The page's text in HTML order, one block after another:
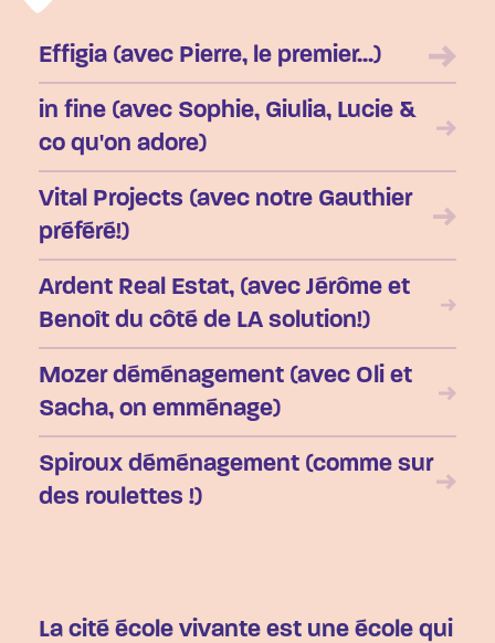
Effigia (avec Pierre, le premier...)
in fine (avec Sophie, Giulia, Lucie &
co qu'on adore)
Vital Projects (avec notre Gauthier
préféré!)
Ardent Real Estat, (avec Jérôme et
Benoît du côté de LA solution!)
Mozer déménagement (avec Oli et
Sacha, on emménage)
Spiroux déménagement (comme sur
des roulettes !)
La cité école vivante est une école qui